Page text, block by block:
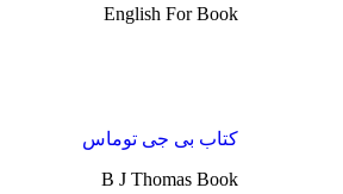
English For Book
کتاب بی جی توماس
B J Thomas Book